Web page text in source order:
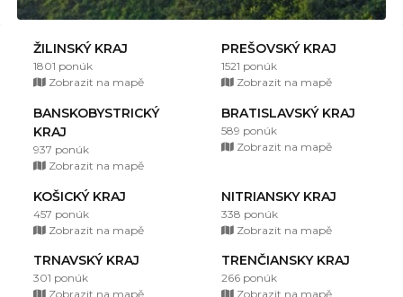
ŽILINSKÝ KRAJ
1801 ponúk
Zobrazit na mapě
PREŠOVSKÝ KRAJ
1521 ponúk
Zobrazit na mapě
BANSKOBYSTRICKÝ
KRAJ
937 ponúk
Zobrazit na mapě
BRATISLAVSKÝ KRAJ
589 ponúk
Zobrazit na mapě
KOŠICKÝ KRAJ
457 ponúk
Zobrazit na mapě
NITRIANSKY KRAJ
338 ponúk
Zobrazit na mapě
TRNAVSKÝ KRAJ
301 ponúk
Zobrazit na mapě
TRENČIANSKY KRAJ
266 ponúk
Zobrazit na mapě